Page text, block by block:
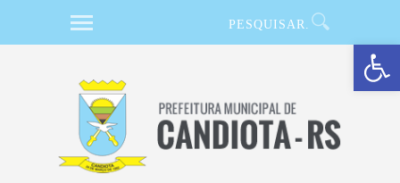
Barra de Ferramentas Aberta